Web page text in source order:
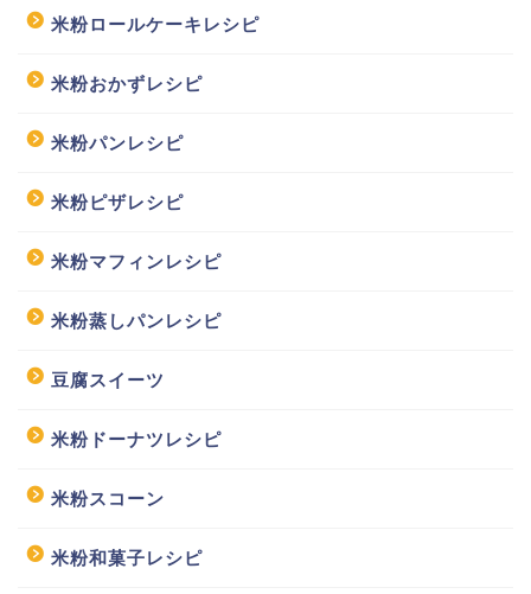
米粉ロールケーキレシピ
米粉おかずレシピ
米粉パンレシピ
米粉ピザレシピ
米粉マフィンレシピ
米粉蒸しパンレシピ
豆腐スイーツ
米粉ドーナツレシピ
米粉スコーン
米粉和菓子レシピ